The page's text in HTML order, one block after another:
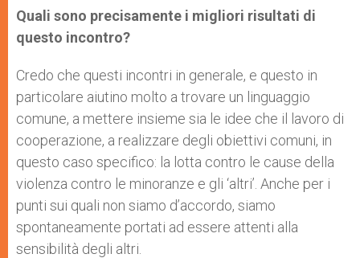
Quali sono precisamente i migliori risultati di
questo incontro?
Credo che questi incontri in generale, e questo in
particolare aiutino molto a trovare un linguaggio
comune, a mettere insieme sia le idee che il lavoro di
cooperazione, a realizzare degli obiettivi comuni, in
questo caso specifico: la lotta contro le cause della
violenza contro le minoranze e gli ‘altri’. Anche per i
punti sui quali non siamo d’accordo, siamo
spontaneamente portati ad essere attenti alla
sensibilità degli altri.